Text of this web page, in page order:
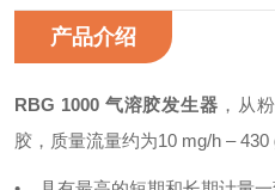
产品介绍
RBG 1000 气溶胶发生器 ，从
胶，质量流量约为10 mg/h – 430